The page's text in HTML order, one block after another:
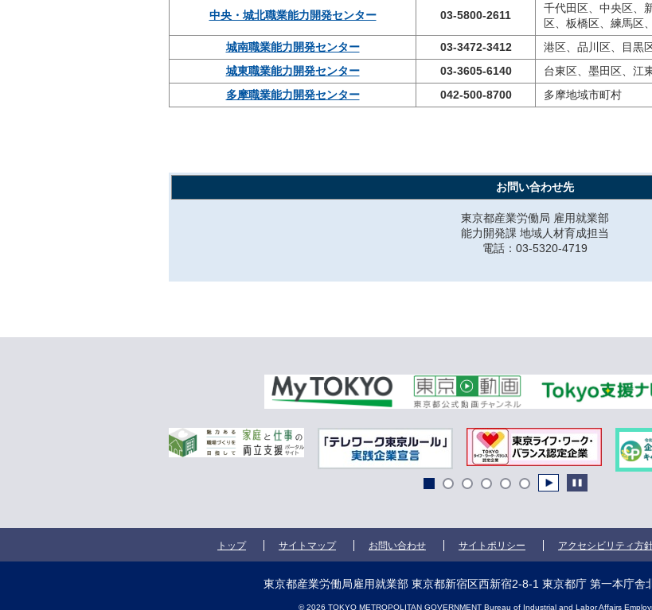
中央・城北職業能力開発センター 03-5800-2611
千代田区、中央区、
区、板橋区、練馬区
城南職業能力開発センター
03-3472-3412
港区、品川区、目黒
城東職業能力開発センター
03-3605-6140
台東区、墨田区、江
多摩職業能力開発センター
042-500-8700 多摩地域市町村
お問い合わせ先
東京都産業労働局 雇用就業部
能力開発課 地域人材育成担当
電話：03-5320-4719
トップ サイトマップ お問い合わせ サイトポリシー アクセシビリティ方
東京都産業労働局雇用就業部 東京都新宿区西新宿2-8-1 東京都庁 第一本庁舎
© 2026 TOKYO METROPOLITAN GOVERNMENT Bureau of Industrial and Labor Affairs